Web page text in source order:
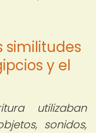
similitudes
y el
utilizaban
sonidos,